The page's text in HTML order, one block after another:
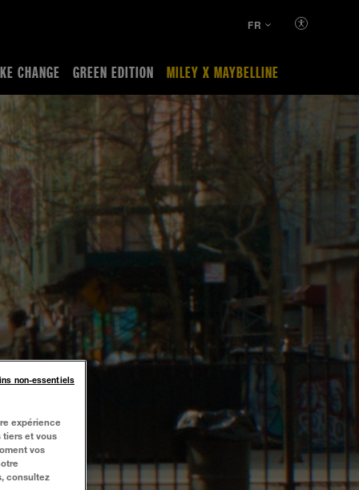
CHANGE GREEN EDITION MILEY X MAYBELLINE
FR
expérience
tiers et vous
vos
consultez
non-essentiels